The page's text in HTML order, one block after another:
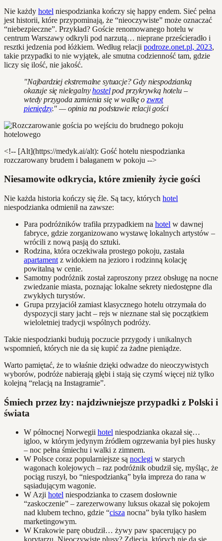
Nie każdy hotel niespodzianka kończy się happy endem. Sieć pełna
jest historii, które przypominają, że “nieoczywiste” może oznaczać
“niebezpieczne”. Przykład? Goście renomowanego hotelu w
centrum Warszawy odkryli pod narzutą… nieprane prześcieradło i
resztki jedzenia pod łóżkiem. Według relacji podroze.onet.pl, 2023,
takie przypadki to nie wyjątek, ale smutna codzienność tam, gdzie
liczy się ilość, nie jakość.
"Najbardziej ekstremalne sytuacje? Gdy niespodzianką
okazuje się nielegalnyhostelpod przykrywką hotelu –
wtedy przygoda zamienia się w walkę o zwrot
pieniędzy." — opinia na podstawie relacji gości
<!-- [Alt](https://medyk.ai/alt): Gość hotelu niespodzianka
rozczarowany brudem i bałaganem w pokoju -->
Niesamowite odkrycia, które zmieniły życie gości
Nie każda historia kończy się źle. Są tacy, których hotel
niespodzianka odmienił na zawsze:
Para podróżników trafiła przypadkiem na hotel w dawnej
fabryce, gdzie zorganizowano wystawę lokalnych artystów –
wrócili z nową pasją do sztuki.
Rodzina, która oczekiwała prostego pokoju, zastała
apartament z widokiem na jezioro i rodzinną kolację
powitalną w cenie.
Samotny podróżnik został zaproszony przez obsługę na nocne
zwiedzanie miasta, poznając lokalne sekrety niedostępne dla
zwykłych turystów.
Grupa przyjaciół zamiast klasycznego hotelu otrzymała do
dyspozycji stary jacht – rejs w nieznane stał się początkiem
wieloletniej tradycji wspólnych podróży.
Takie niespodzianki budują poczucie przygody i unikalnych
wspomnień, których nie da się kupić za żadne pieniądze.
Warto pamiętać, że to właśnie dzięki odwadze do nieoczywistych
wyborów, podróże nabierają głębi i stają się czymś więcej niż tylko
kolejną “relacją na Instagramie”.
Śmiech przez łzy: najdziwniejsze przypadki z Polski i
świata
W północnej Norwegii hotel niespodzianka okazał się…
igloo, w którym jedynym źródłem ogrzewania był pies husky
– noc pełna śmiechu i walki z zimnem.
W Polsce coraz popularniejsze są noclegi w starych
wagonach kolejowych – raz podróżnik obudził się, myśląc, że
pociąg ruszył, bo “niespodzianką” była impreza do rana w
sąsiadującym wagonie.
W Azji hotel niespodzianka to czasem dosłownie
“zaskoczenie” – zarezerwowany luksus okazał się pokojem
nad klubem techno, gdzie “cisza nocna” była tylko hasłem
marketingowym.
W Krakowie parę obudził… żywy paw spacerujący po